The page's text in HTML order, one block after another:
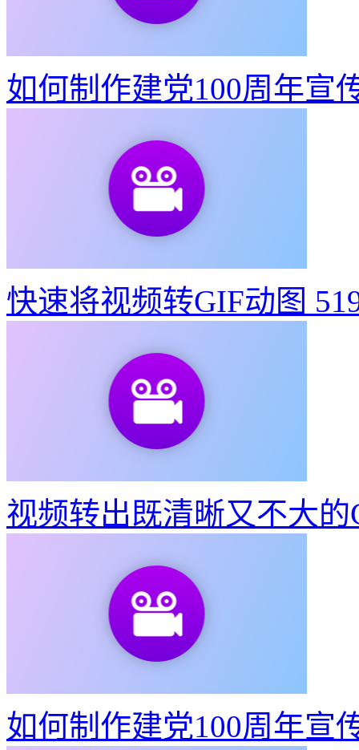
如何制作建党100周年宣
快速将视频转GIF动图
视频转出既清晰又不大的
如何制作建党100周年宣